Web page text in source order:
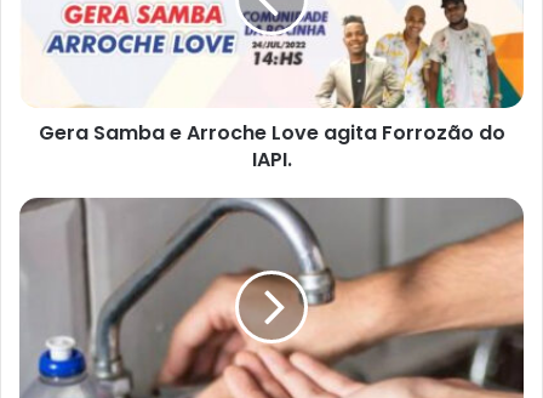
agita
Forrozão
IAPI.
Gera Samba e Arroche Love agita Forrozão do
IAPI.
Ruas
água
por
conta